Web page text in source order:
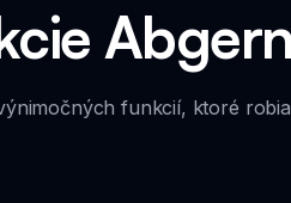
funkcií, ktoré